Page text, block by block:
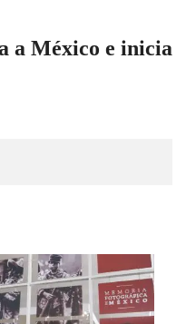
a México e inicia